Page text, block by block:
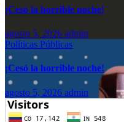
¡Cesó la horrible noche!
agosto 5, 2026 admin
Políticas Públicas
¡Cesó la horrible noche!
agosto 5, 2026 admin